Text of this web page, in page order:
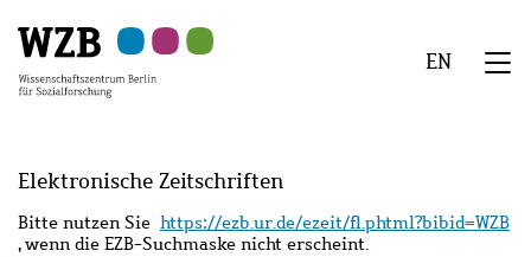
Hauptinhalt
springen
Navigation
springen
Suche
springen
Sekundärnavigation
springen
Fußzeile
springen
EN
Elektronische Zeitschriften
Bitte nutzen Sie https://ezb.ur.de/ezeit/fl.phtml?bibid=WZB
, wenn die EZB-Suchmaske nicht erscheint.